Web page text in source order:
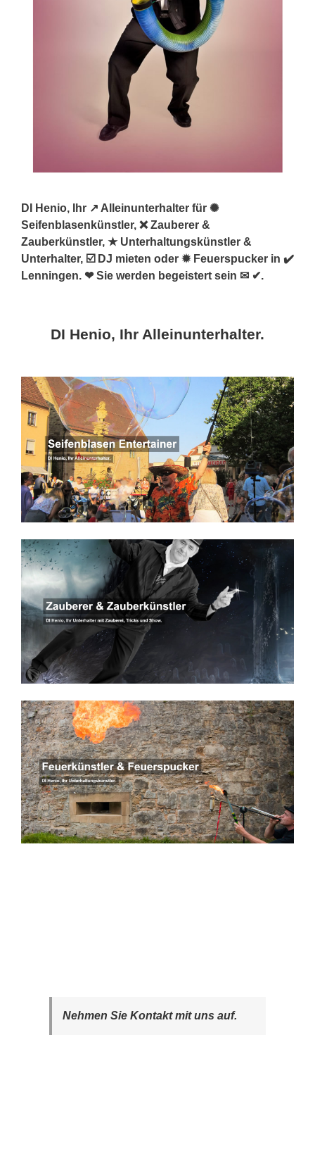
DI Henio, Ihr ↗️ Alleinunterhalter für ✺
Seifenblasenkünstler, ❌ Zauberer &
Zauberkünstler, ★ Unterhaltungskünstler &
Unterhalter, ☑️ DJ mieten oder ✹ Feuerspucker in ✔️
Lenningen. ❤ Sie werden begeistert sein ✉ ✔.
DI Henio, Ihr Alleinunterhalter.
Nehmen Sie Kontakt mit uns auf.